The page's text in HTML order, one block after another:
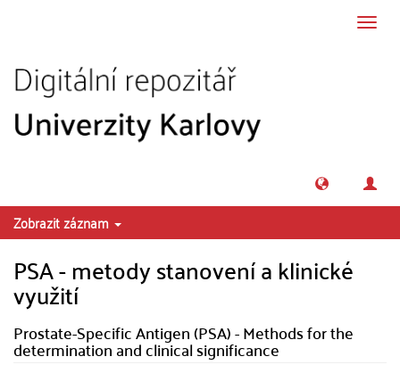
Zobrazit záznam
PSA - metody stanovení a klinické
využití
Prostate-Specific Antigen (PSA) - Methods for the
determination and clinical significance